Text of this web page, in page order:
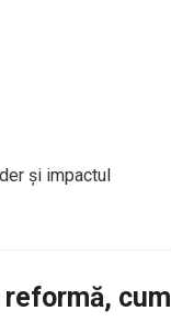
și impactul
cum